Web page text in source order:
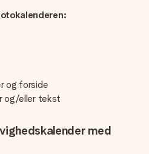
og forside
og/eller tekst
med